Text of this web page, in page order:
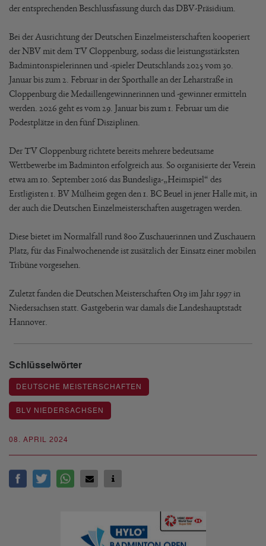
08. APRIL 2024
der entsprechenden Beschlussfassung durch das DBV-Präsidium.
Bei der Ausrichtung der Deutschen Einzelmeisterschaften kooperiert
der NBV mit dem TV Cloppenburg, sodass die leistungsstärksten
Badmintonspielerinnen und -spieler Deutschlands 2025 vom 30.
Januar bis zum 2. Februar in der Sporthalle an der Leharstraße in
Cloppenburg die Medaillengewinnerinnen und -gewinner ermitteln
werden. 2026 geht es vom 29. Januar bis zum 1. Februar um die
Podestplätze in den fünf Disziplinen.
Der TV Cloppenburg richtete bereits mehrere bedeutsame
Wettbewerbe im Badminton erfolgreich aus. So organisierte der Verein
etwa am 10. September 2016 das Bundesliga-„Heimspiel“ des
Erstligisten 1. BV Mülheim gegen den 1. BC Beuel in jener Halle mit, in
der auch die Deutschen Einzelmeisterschaften ausgetragen werden.
Diese bietet im Normalfall rund 800 Zuschauerinnen und Zuschauern
Platz, für das Finalwochenende ist zusätzlich der Einsatz einer mobilen
Tribüne vorgesehen.
Zuletzt fanden die Deutschen Meisterschaften O19 im Jahr 1997 in
Niedersachsen statt. Gastgeberin war damals die Landeshauptstadt
Hannover.
Schlüsselwörter
DEUTSCHE MEISTERSCHAFTEN
BLV NIEDERSACHSEN